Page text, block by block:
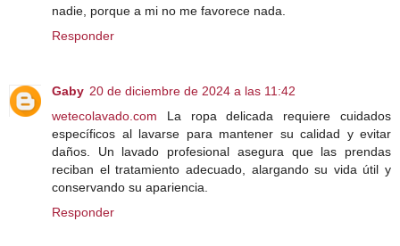
nadie, porque a mi no me favorece nada.
Responder
Gaby 20 de diciembre de 2024 a las 11:42
wetecolavado.com La ropa delicada requiere cuidados
específicos al lavarse para mantener su calidad y evitar
daños. Un lavado profesional asegura que las prendas
reciban el tratamiento adecuado, alargando su vida útil y
conservando su apariencia.
Responder